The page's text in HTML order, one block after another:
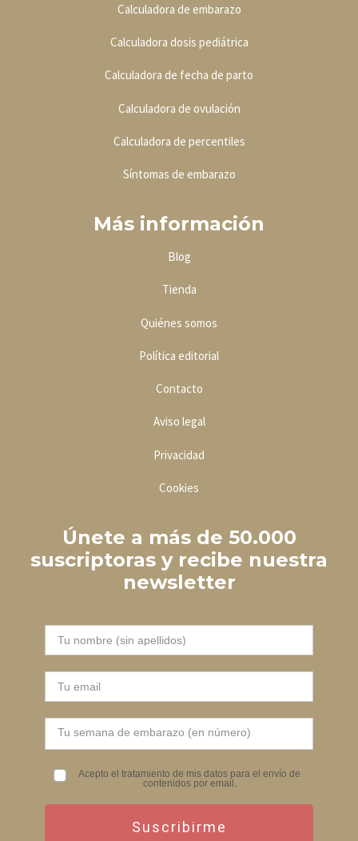
Calculadora de embarazo
Calculadora dosis pediátrica
Calculadora de fecha de parto
Calculadora de ovulación
Calculadora de percentiles
Síntomas de embarazo
Más información
Blog
Tienda
Quiénes somos
Política editorial
Contacto
Aviso legal
Privacidad
Cookies
Únete a más de 50.000
suscriptoras y recibe nuestra
newsletter
Acepto el tratamiento de mis datos para el envío de
contenidos por email.
Suscribirme